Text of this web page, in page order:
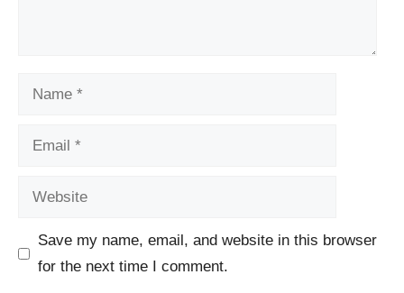
Name
Email
Website
Save my name, email, and website in this browser
for the next time I comment.